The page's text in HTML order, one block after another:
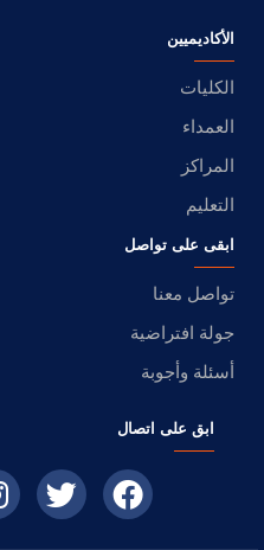
الأكاديميين
الكليات
العمداء
المراكز
التعليم
ابقى على تواصل
تواصل معنا
جولة افتراضية
أسئلة وأجوبة
ابق على اتصال